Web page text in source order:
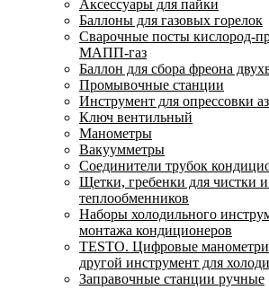
Аксессуары для пайки
Баллоны для газовых горелок
Сварочные посты кислород-
МАПП-газ
Баллон для сбора фреона
Промывочные станции
Инструмент для опрессовки
Ключ вентильный
Манометры
Вакуумметры
Соединители трубок
Щетки, гребенки для чистки
теплообменников
Наборы холодильного
монтажа кондиционеров
TESTO. Цифровые
другой инструмент для
Заправочные станции ручные